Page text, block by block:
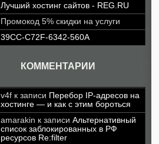
Лучший хостинг сайтов - REG.RU
Промокод 5% скидки на услуги
39CC-C72F-6342-560A
КОММЕНТАРИИ
v4f к записи Перебор IP-адресов на
хостинге — и как с этим бороться
amarakin к записи Альтернативный
список заблокированных в РФ
ресурсов Re:filter